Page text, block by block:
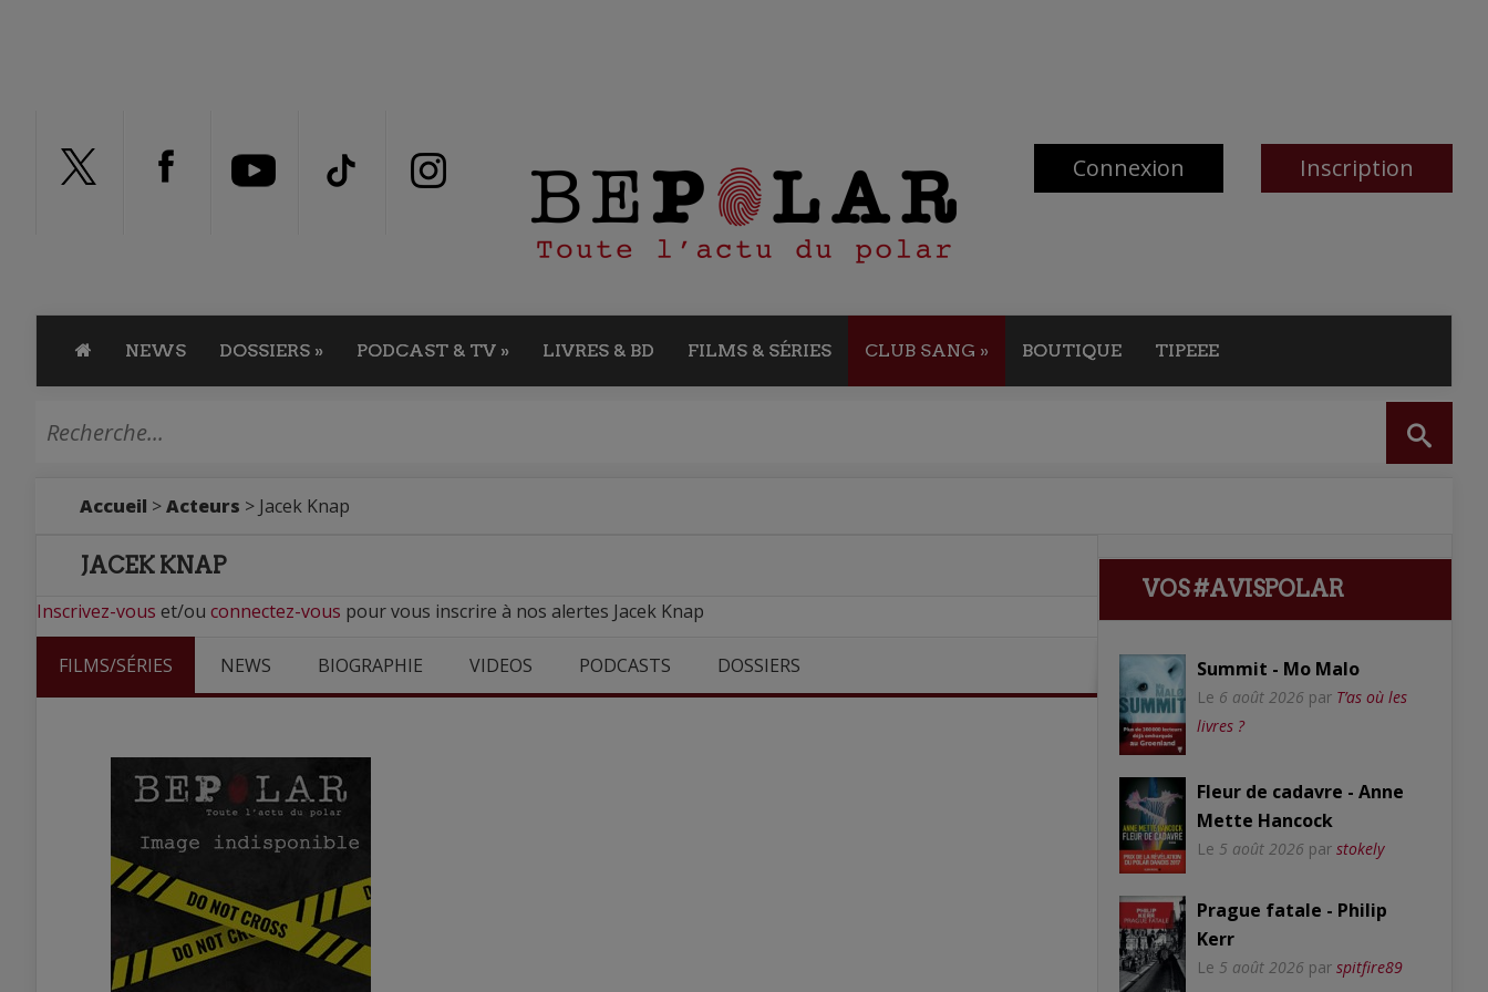
Connexion Inscription
NEWS DOSSIERS » PODCAST & TV » LIVRES & BD FILMS & SÉRIES CLUB SANG » BOUTIQUE TIPEEE
Accueil >Acteurs > Jacek Knap
JACEK KNAP
Inscrivez-vous et/ou connectez-vous pour vous inscrire à nos alertes Jacek Knap
FILMS/SÉRIES NEWS BIOGRAPHIE VIDEOS PODCASTS DOSSIERS
VOS #AVISPOLAR
Summit - Mo Malo
Le 6 août 2026 par T’as où les
livres ?
Fleur de cadavre - Anne
Mette Hancock
Le 5 août 2026 par stokely
Prague fatale - Philip
Kerr
Le 5 août 2026 par spitfire89